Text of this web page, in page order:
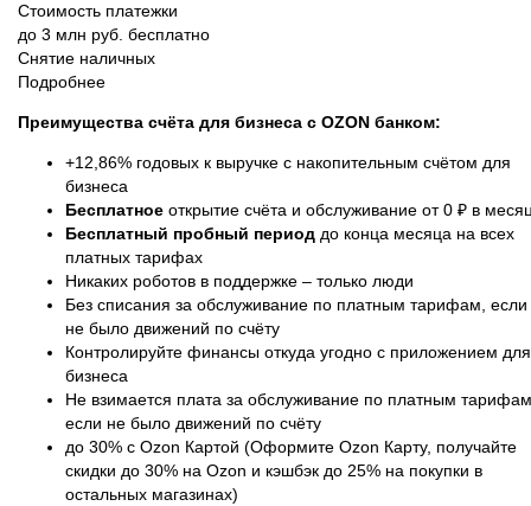
Стоимость платежки
до 3 млн руб. бесплатно
Снятие наличных
Подробнее
Преимущества счёта для бизнеса с OZON банком:
+12,86% годовых к выручке с накопительным счётом для
бизнеса
Бесплатное открытие счёта и обслуживание от 0 ₽ в
Бесплатный пробный период до конца месяца на всех
платных тарифах
Никаких роботов в поддержке – только люди
Без списания за обслуживание по платным тарифам, если
не было движений по счёту
Контролируйте финансы откуда угодно с приложением для
бизнеса
Не взимается плата за обслуживание по платным
если не было движений по счёту
до 30% с Ozon Картой (Оформите Ozon Карту, получайте
скидки до 30% на Ozon и кэшбэк до 25% на покупки в
остальных магазинах)